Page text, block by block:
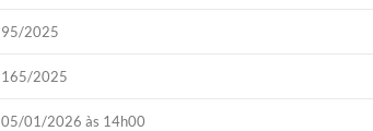
95/2025
165/2025
05/01/2026 às 14h00